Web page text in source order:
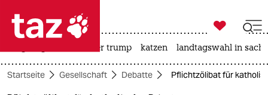
 taz zahl ich
taz zahl ich

taz zahl ich
usa unter trump katzen landtagswahl in
Startseite Gesellschaft Debatte Pflichtzölibat für